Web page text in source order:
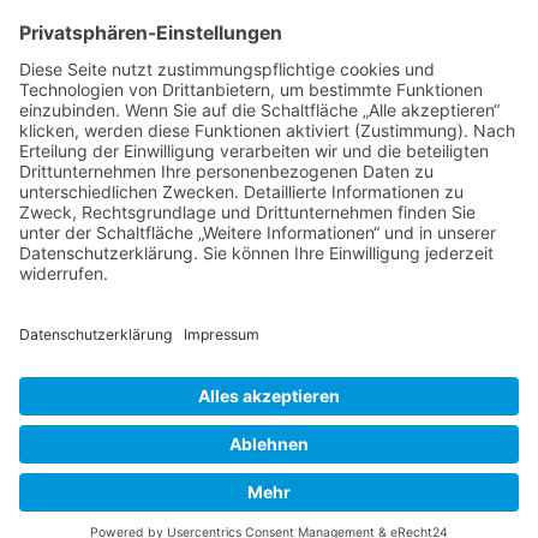
NACH OBEN
Alle Rechte vorbehalten: Verlagsgruppe Knapp - Richardi -
Verlag für Absatzwirtschaft
Kontakt AGB Nutzungsbedingungen Datenschutz Impressum
Powered bynative:media.